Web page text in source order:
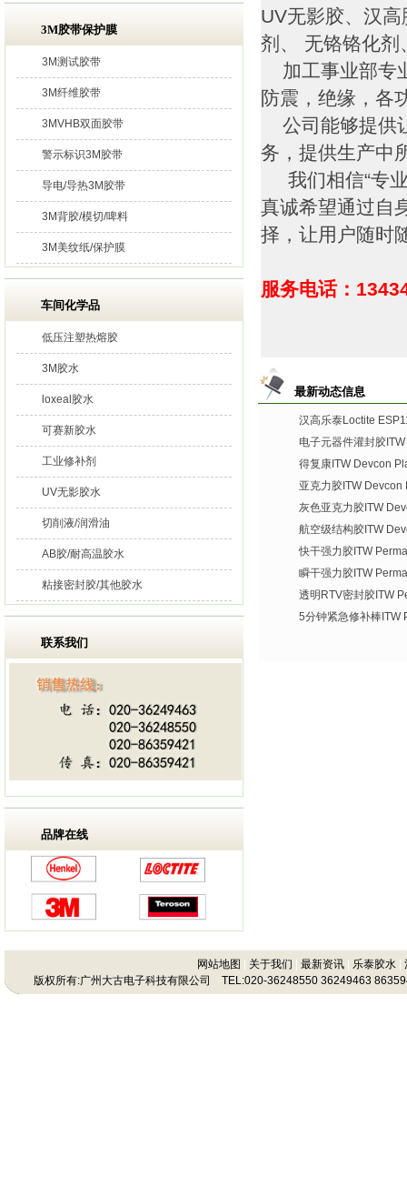
3M胶带保护膜
3M测试胶带
3M纤维胶带
3MVHB双面胶带
警示标识3M胶带
导电/导热3M胶带
3M背胶/模切/啤料
3M美纹纸/保护膜
车间化学品
低压注塑热熔胶
3M胶水
loxeal胶水
可赛新胶水
工业修补剂
UV无影胶水
切削液/润滑油
AB胶/耐高温胶水
粘接密封胶/其他胶水
联系我们
品牌在线
UV无影胶、汉
剂、 无铬铬化剂
加工事业部专
防震，绝缘，各
公司能够提供
务，提供生产中
我们相信“专业
真诚希望通过自
择，让用户随时
服务电话：
最新动态信息
汉高乐泰Loctite
电子元器件灌封胶
得复康ITW Devcon
亚克力胶ITW Devcon
灰色亚克力胶ITW
航空级结构胶ITW
快干强力胶ITW
瞬干强力胶ITW
透明RTV密封胶ITW
5分钟紧急修补棒ITW
网站地图 关于我们 最新资讯| 乐泰胶水|
版权所有:广州大古电子科技有限公司 TEL:020-36248550 36249463